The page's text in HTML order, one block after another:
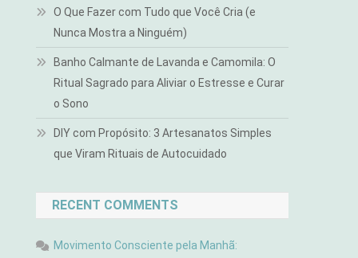
O Que Fazer com Tudo que Você Cria (e
Nunca Mostra a Ninguém)
Banho Calmante de Lavanda e Camomila: O
Ritual Sagrado para Aliviar o Estresse e Curar
o Sono
DIY com Propósito: 3 Artesanatos Simples
que Viram Rituais de Autocuidado
RECENT COMMENTS
Movimento Consciente pela Manhã: